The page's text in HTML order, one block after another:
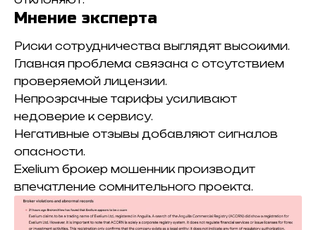
Мнение эксперта
Риски сотрудничества выглядят высокими.
Главная проблема связана с отсутствием
проверяемой лицензии.
Непрозрачные тарифы усиливают
недоверие к сервису.
Негативные отзывы добавляют сигналов
опасности.
Exelium брокер мошенник производит
впечатление сомнительного проекта.